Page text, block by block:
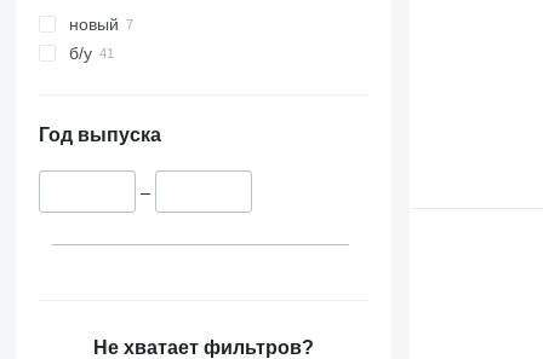
6135
6140
6155
6200
6220
новый
б/у
Год выпуска
–
Не хватает фильтров?